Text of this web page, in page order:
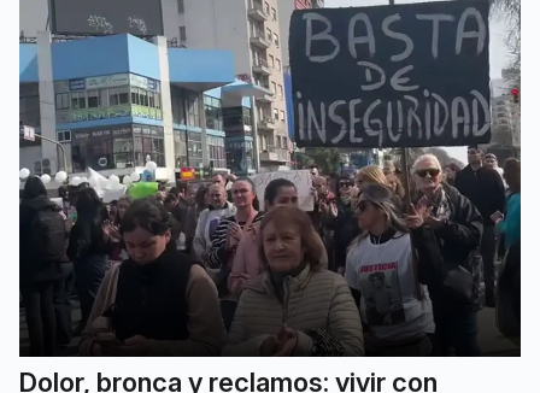
Dolor, bronca y reclamos: vivir con